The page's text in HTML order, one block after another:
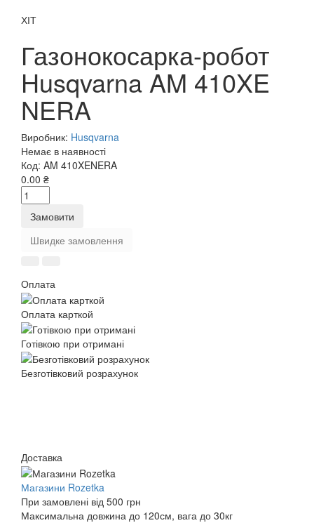
ХІТ
Газонокосарка-робот
Husqvarna AM 410XE
NERA
Виробник: Husqvarna
Немає в наявності
Код: AM 410XENERA
0.00 ₴
Замовити
Швидке замовлення
Оплата
Оплата карткой
Готівкою при отримані
Безготівковий розрахунок
Доставка
Магазини Rozetka
При замовлені від 500 грн
Максимальна довжина до 120см, вага до 30кг